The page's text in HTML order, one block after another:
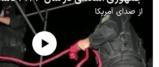
از صدای آمریکا
source currently available